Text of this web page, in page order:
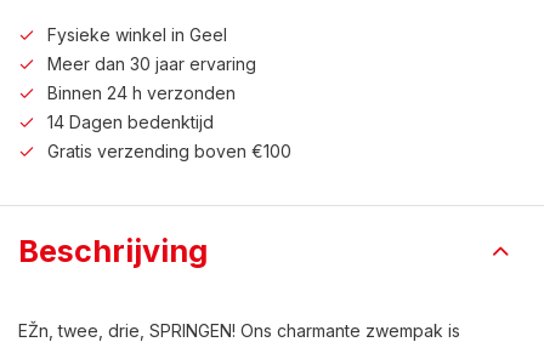
Fysieke winkel in Geel
Meer dan 30 jaar ervaring
Binnen 24 h verzonden
14 Dagen bedenktijd
Gratis verzending boven €100
Beschrijving
EŽn, twee, drie, SPRINGEN! Ons charmante zwempak is